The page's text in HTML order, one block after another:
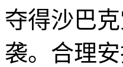
夺得沙巴
袭。合理